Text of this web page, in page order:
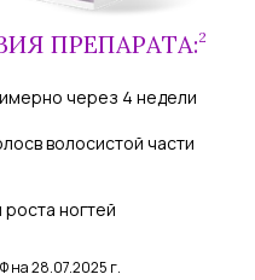
ПРЕПАРАТА:2
через 4 недели
в волосистой части
роста ногтей
на 28.07.2025 г.